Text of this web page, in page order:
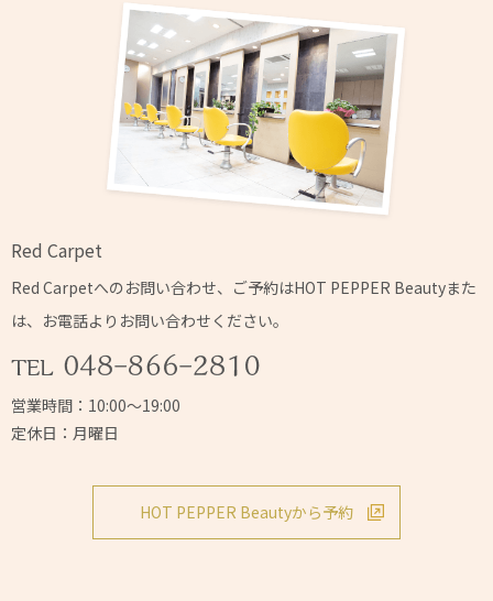
Red Carpet
Red Carpetへの お問い合わせ、ご予約はHOT PEPPER Beautyまた
は、 お電話よりお問い合わせください。
営業時間：10:00～19:00
定休日：月曜日
HOT PEPPER Beautyから予約